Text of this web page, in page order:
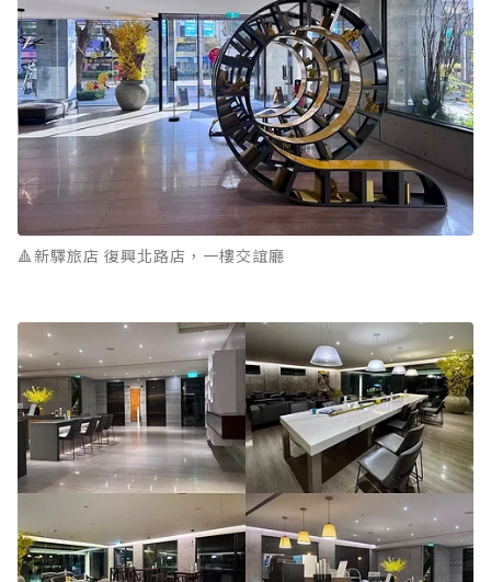
🔺新驛旅店 復興北路店，一樓交誼廳